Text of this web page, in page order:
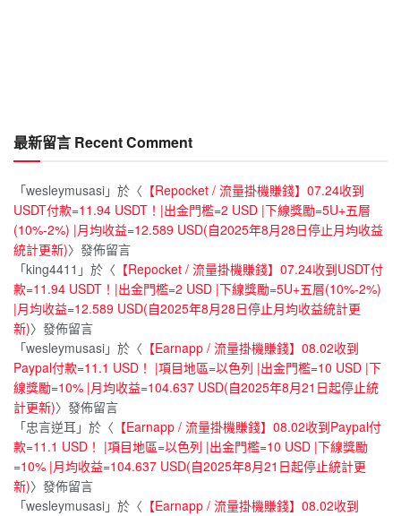
最新留言 Recent Comment
「wesleymusasi」於〈 【Repocket / 流量掛機賺錢】07.24收到
USDT付款=11.94 USDT！|出金門檻=2 USD |下線獎勵=5U+五層
(10%-2%) |月均收益=12.589 USD(自2025年8月28日停止月均收益
統計更新)〉發佈留言
「king4411 」於〈 【Repocket / 流量掛機賺錢】07.24收到USDT付
款=11.94 USDT！|出金門檻=2 USD |下線獎勵=5U+五層(10%-2%)
|月均收益=12.589 USD(自2025年8月28日停止月均收益統計更
新)〉發佈留言
「wesleymusasi」於〈 【Earnapp / 流量掛機賺錢】08.02收到
Paypal付款=11.1 USD！ |項目地區=以色列 |出金門檻=10 USD |下
線獎勵=10% |月均收益=104.637 USD(自2025年8月21日起停止統
計更新)〉發佈留言
「忠言逆耳 」於〈 【Earnapp / 流量掛機賺錢】08.02收到Paypal付
款=11.1 USD！ |項目地區=以色列 |出金門檻=10 USD |下線獎勵
=10% |月均收益=104.637 USD(自2025年8月21日起停止統計更
新)〉發佈留言
「wesleymusasi」於〈 【Earnapp / 流量掛機賺錢】08.02收到